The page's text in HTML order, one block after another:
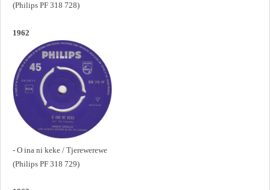
(Philips PF 318 728)
1962
- O ina ni keke / Tjerewerewe
(Philips PF 318 729)